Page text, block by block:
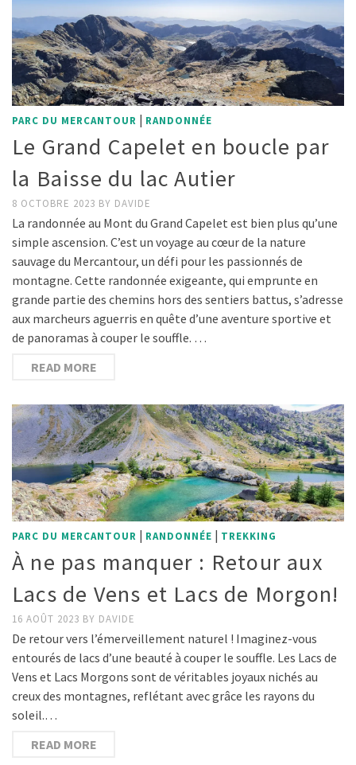
PARC DU MERCANTOUR | RANDONNÉE
Le Grand Capelet en boucle par
la Baisse du lac Autier
8 OCTOBRE 2023 BY DAVIDE
La randonnée au Mont du Grand Capelet est bien plus qu’une
simple ascension. C’est un voyage au cœur de la nature
sauvage du Mercantour, un défi pour les passionnés de
montagne. Cette randonnée exigeante, qui emprunte en
grande partie des chemins hors des sentiers battus, s’adresse
aux marcheurs aguerris en quête d’une aventure sportive et
de panoramas à couper le souffle. …
READ MORE
PARC DU MERCANTOUR | RANDONNÉE | TREKKING
À ne pas manquer : Retour aux
Lacs de Vens et Lacs de Morgon!
16 AOÛT 2023 BY DAVIDE
De retour vers l’émerveillement naturel ! Imaginez-vous
entourés de lacs d’une beauté à couper le souffle. Les Lacs de
Vens et Lacs Morgons sont de véritables joyaux nichés au
creux des montagnes, reflétant avec grâce les rayons du
soleil.…
READ MORE